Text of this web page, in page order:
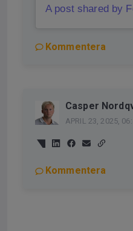
A post shared by
Kommentera
Casper
APRIL 23, 2025,
Kommentera